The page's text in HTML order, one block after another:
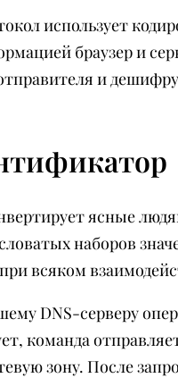
использует
браузер и
и
ясные
наборов
всяком
DNS-серверу
команда
зону. После